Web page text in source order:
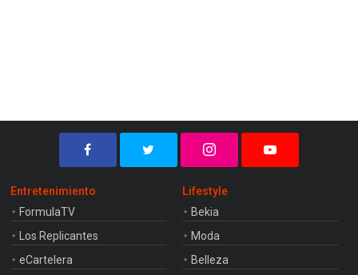
Entretenimiento
FormulaTV
Los Replicantes
eCartelera
Lifestyle
Bekia
Moda
Belleza